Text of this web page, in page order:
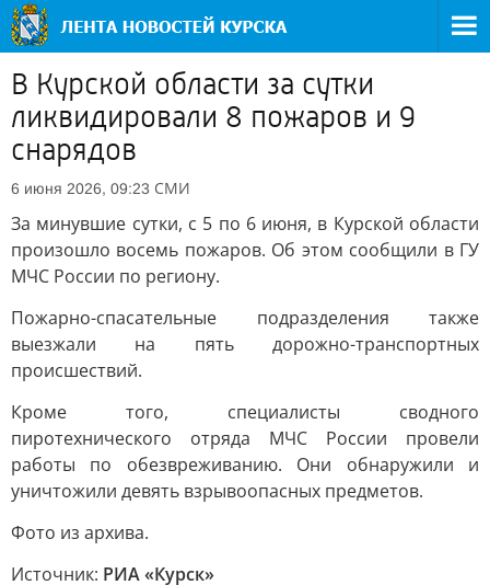
В Курской области за сутки
ликвидировали 8 пожаров и 9
снарядов
6 июня 2026, 09:23 СМИ
За минувшие сутки, с 5 по 6 июня, в Курской области
произошло восемь пожаров. Об этом сообщили в ГУ
МЧС России по региону.
Пожарно-спасательные подразделения также
выезжали на пять дорожно-транспортных
происшествий.
Кроме того, специалисты сводного
пиротехнического отряда МЧС России провели
работы по обезвреживанию. Они обнаружили и
уничтожили девять взрывоопасных предметов.
Фото из архива.
Источник: РИА «Курск»